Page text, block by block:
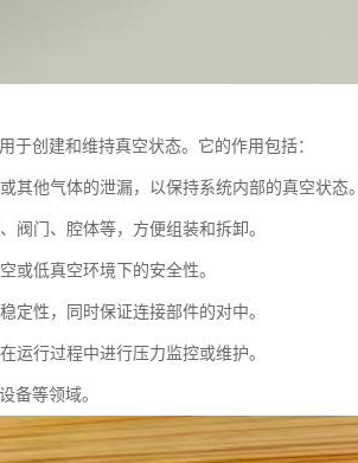
于创建和维持真空状态。它的作用包括：
他气体的泄漏，以保持系统内部的真空状态。
门、腔体等，方便组装和拆卸。
或低真空环境下的安全性。
性，同时保证连接部件的对中。
行过程中进行压力监控或维护。
备等领域。